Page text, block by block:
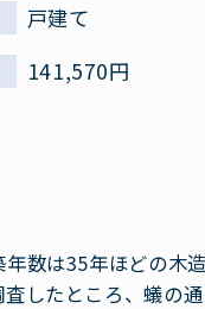
戸建て
141,570円
数は35年ほどの木
したところ、蟻の通